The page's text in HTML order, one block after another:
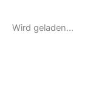
Wird geladen...